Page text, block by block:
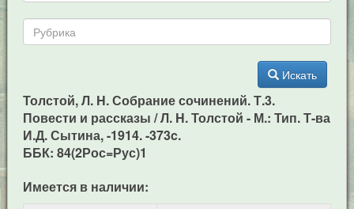
Искать
Толстой, Л. H. Собрание сочинений. Т.3.
Повести и рассказы / Л. H. Толстой - М.: Тип. Т-ва
И.Д. Сытина, -1914. -373c.
ББК: 84(2Рос=Рус)1
Имеется в наличии: